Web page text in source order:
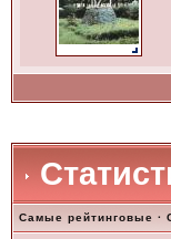
Самые рейтинговые ·